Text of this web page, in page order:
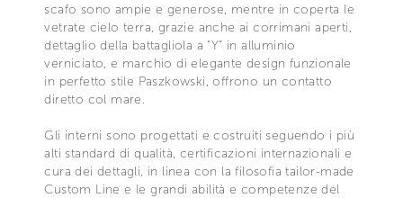
scafo sono ampie e generose, mentre in coperta le
vetrate cielo terra, grazie anche ai corrimani aperti,
dettaglio della battagliola a “Y” in alluminio
verniciato, e marchio di elegante design funzionale
in perfetto stile Paszkowski, offrono un contatto
diretto col mare.
Gli interni sono progettati e costruiti seguendo i più
alti standard di qualità, certificazioni internazionali e
cura dei dettagli, in linea con la filosofia tailor-made
Custom Line e le grandi abilità e competenze del